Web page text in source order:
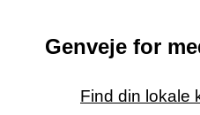
Genveje for
Find din lokale